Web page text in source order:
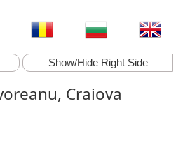
Show/Hide Right Side
Craiova